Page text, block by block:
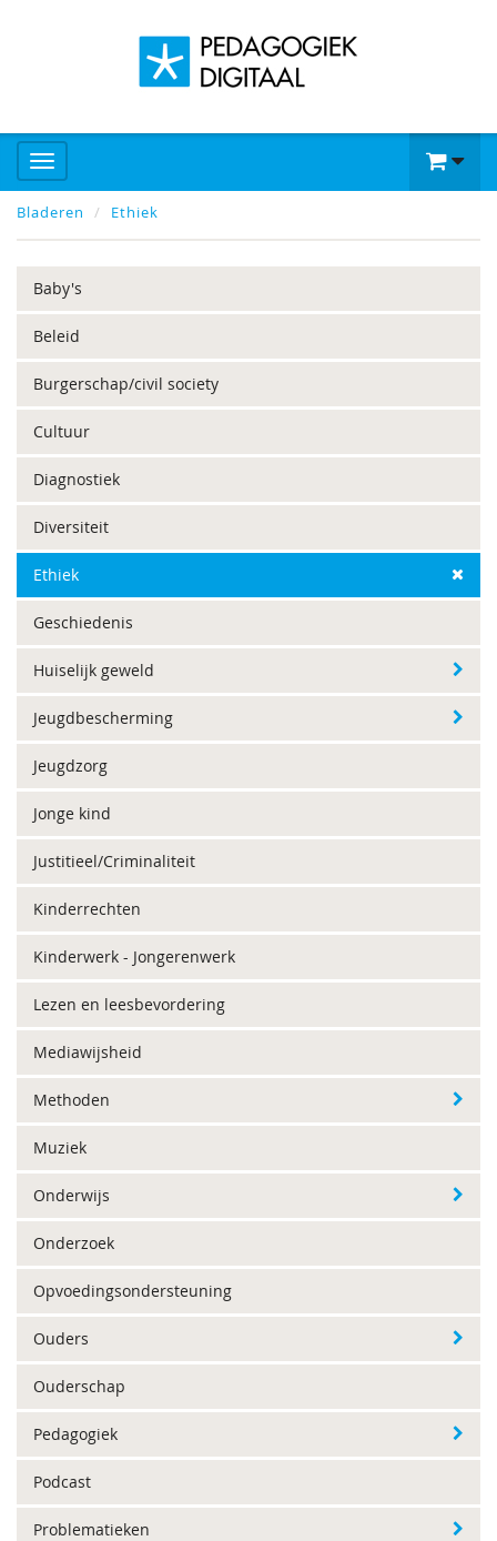
Bladeren Ethiek
Baby's
Beleid
Burgerschap/civil society
Cultuur
Diagnostiek
Diversiteit
Ethiek
Geschiedenis
Huiselijk geweld
Jeugdbescherming
Jeugdzorg
Jonge kind
Justitieel/Criminaliteit
Kinderrechten
Kinderwerk - Jongerenwerk
Lezen en leesbevordering
Mediawijsheid
Methoden
Muziek
Onderwijs
Onderzoek
Opvoedingsondersteuning
Ouders
Ouderschap
Pedagogiek
Podcast
Problematieken